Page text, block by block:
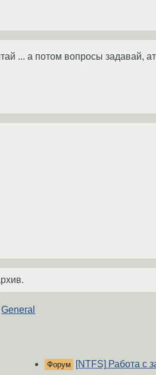
... а потом вопросы задавай,
General
Форум [NTFS] Работа с